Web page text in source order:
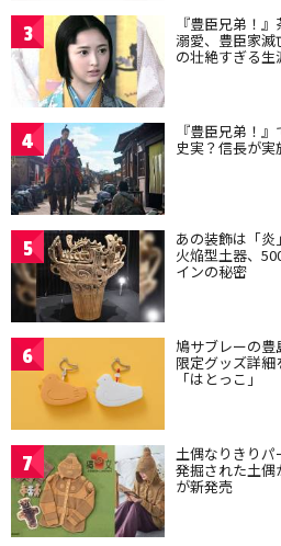
3 『豊臣兄弟！
溺愛、豊臣家滅
の壮絶すぎる生
4 『豊臣兄弟！
史実？信長が
5 あの装飾は「炎
火焔型土器、
インの秘密
6 鳩サブレーの豊
限定グッズ詳
「はとっこ」
7 土偶なりきり
発掘された土
が新発売